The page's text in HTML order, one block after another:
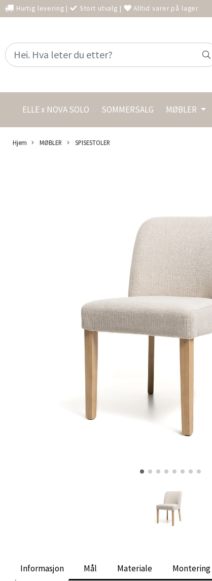
Hurtig levering | Stort utvalg | Alltid varer på lager
ELLE x NOVA SOLO SOMMERSALG MØBLER
Hjem MØBLER SPISESTOLER
Informasjon Mål Materiale Montering